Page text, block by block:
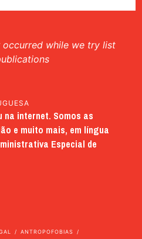
occurred while we try list
na internet. Somos as
e muito mais, em língua
Especial de
ANTROPOFOBIAS